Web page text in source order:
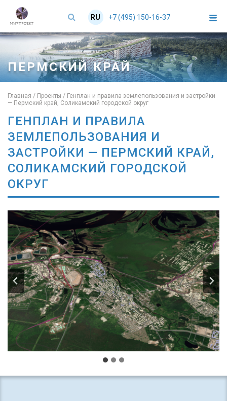
EN
RU +7 (495) 150-16-37
ПЕРМСКИЙ КРАЙ
Главная / Проекты / Генплан и правила землепользования и застройки
— Пермский край, Соликамский городской округ
ГЕНПЛАН И ПРАВИЛА
ЗЕМЛЕПОЛЬЗОВАНИЯ И
ЗАСТРОЙКИ — ПЕРМСКИЙ КРАЙ,
СОЛИКАМСКИЙ ГОРОДСКОЙ
ОКРУГ